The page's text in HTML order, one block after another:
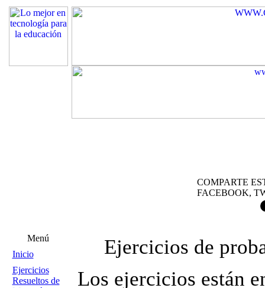
COMPARTE
FACEBOOK,
Menú
Inicio
Ejercicios
Resueltos de
Ejercicios de
Los ejercicios están